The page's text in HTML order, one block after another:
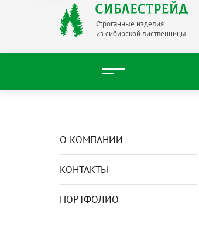
Строганные изделия
из сибирской лиственницы
О КОМПАНИИ
КОНТАКТЫ
ПОРТФОЛИО